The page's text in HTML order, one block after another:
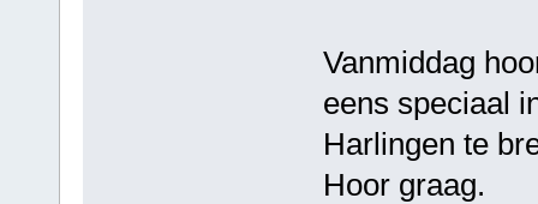
Vanmiddag
eens speciaal
Harlingen te
Hoor graag.